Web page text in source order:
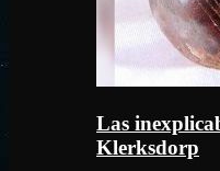
Las
Klerksdorp